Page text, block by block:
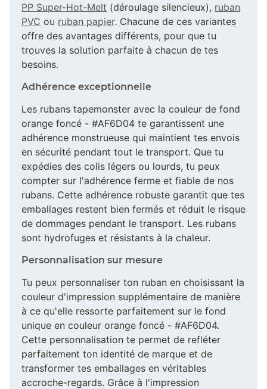
PP Super-Hot-Melt (déroulage silencieux), ruban
PVC ou ruban papier. Chacune de ces variantes
offre des avantages différents, pour que tu
trouves la solution parfaite à chacun de tes
besoins.
Adhérence exceptionnelle
Les rubans tapemonster avec la couleur de fond
orange foncé - #AF6D04 te garantissent une
adhérence monstrueuse qui maintient tes envois
en sécurité pendant tout le transport. Que tu
expédies des colis légers ou lourds, tu peux
compter sur l'adhérence ferme et fiable de nos
rubans. Cette adhérence robuste garantit que tes
emballages restent bien fermés et réduit le risque
de dommages pendant le transport. Les rubans
sont hydrofuges et résistants à la chaleur.
Personnalisation sur mesure
Tu peux personnaliser ton ruban en choisissant la
couleur d'impression supplémentaire de manière
à ce qu'elle ressorte parfaitement sur le fond
unique en couleur orange foncé - #AF6D04.
Cette personnalisation te permet de refléter
parfaitement ton identité de marque et de
transformer tes emballages en véritables
accroche-regards. Grâce à l'impression